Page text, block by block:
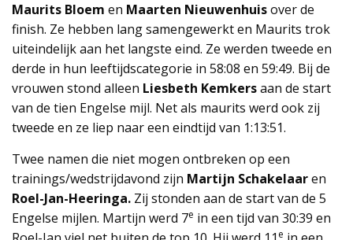
Maurits Bloem en Maarten Nieuwenhuisover de
finish. Ze hebben lang samengewerkt en Maurits trok
uiteindelijk aan het langste eind. Ze werden tweede en
derde in hun leeftijdscategorie in 58:08 en 59:49. Bij de
vrouwen stond alleen Liesbeth Kemkersaan de start
van de tien Engelse mijl. Net als maurits werd ook zij
tweede en ze liep naar een eindtijd van 1:13:51.
Twee namen die niet mogen ontbreken op een
trainings/wedstrijdavond zijn Martijn Schakelaaren
Roel-Jan-Heeringa. Zij stonden aan de start van de 5
Engelse mijlen. Martijn werd 7e in een tijd van 30:39 en
e